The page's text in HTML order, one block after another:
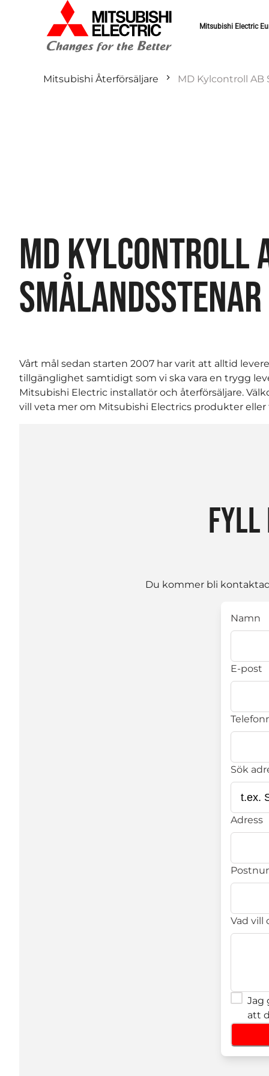
Mitsubishi Electric
Mitsubishi Återförsäljare MD Kylcontroll AB
MD KYLCONTROLL
SMÅLANDSSTENAR
Vårt mål sedan starten 2007 har varit att alltid
tillgänglighet samtidigt som vi ska vara en trygg
Mitsubishi Electric installatör och återförsäljare.
vill veta mer om Mitsubishi Electrics produkter eller
FYLL
Du kommer bli
Namn
E-post
Sök
Adress
Vad vill
Jag
att